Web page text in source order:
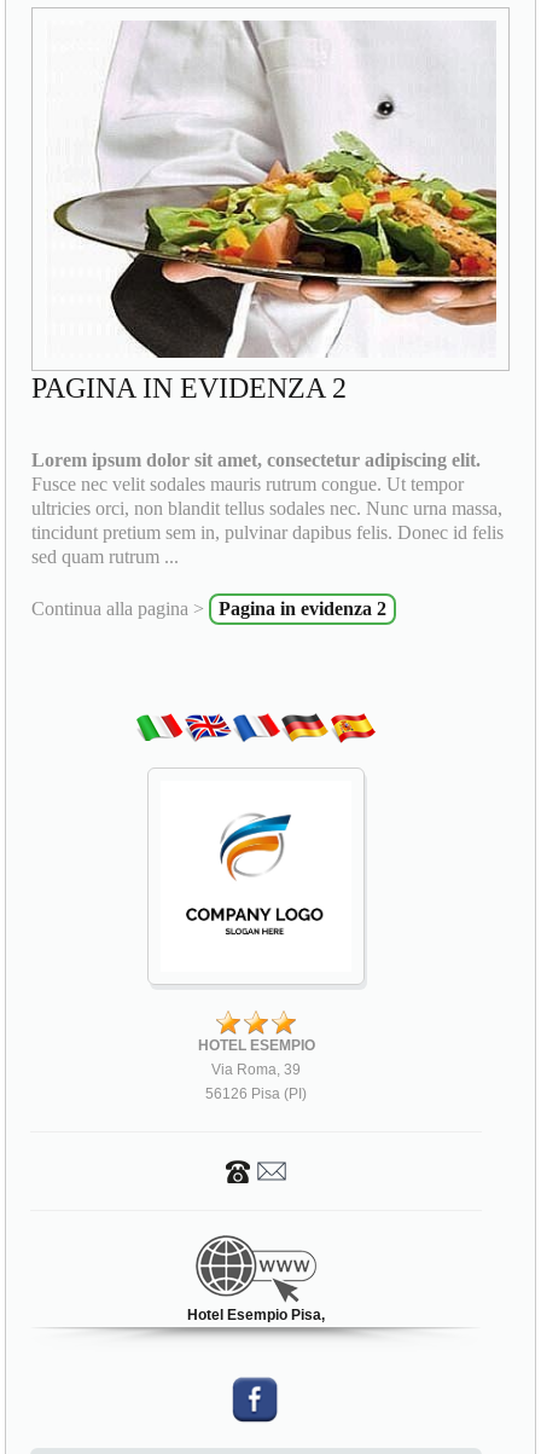
PAGINA IN EVIDENZA 2
Lorem ipsum dolor sit amet, consectetur adipiscing elit.
Fusce nec velit sodales mauris rutrum congue. Ut tempor
ultricies orci, non blandit tellus sodales nec. Nunc urna massa,
tincidunt pretium sem in, pulvinar dapibus felis. Donec id felis
sed quam rutrum ...
Continua alla pagina > Pagina in evidenza 2
HOTEL ESEMPIO
Via Roma, 39
56126 Pisa (PI)
Hotel Esempio Pisa,